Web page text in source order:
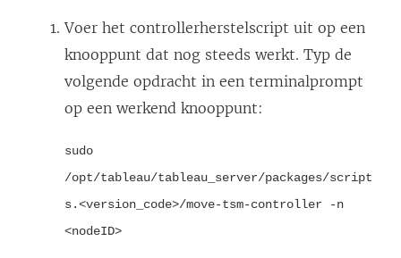
Voer het controllerherstelscript uit op een
knooppunt dat nog steeds werkt. Typ de
volgende opdracht in een terminalprompt
op een werkend knooppunt:
sudo
/opt/tableau/tableau_server/packages/script
s.<version_code>/move-tsm-controller -n
<nodeID>